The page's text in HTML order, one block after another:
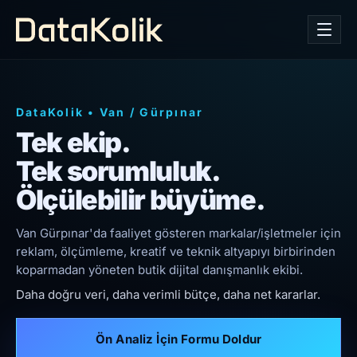
DataKolik • Van /Gürpınar
Tek ekip.
Tek sorumluluk.
Ölçülebilir büyüme.
Van Gürpınar'da faaliyet gösteren markalar/işletmeler için
reklam, ölçümleme, kreatif ve teknik altyapıyı birbirinden
koparmadan yöneten butik dijital danışmanlık ekibi.
Daha doğru veri, daha verimli bütçe, daha net kararlar.
Ön Analiz İçin Formu Doldur